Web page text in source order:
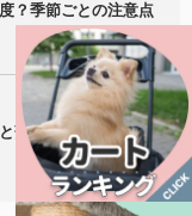
？季節ごとの注意点
落ち着かせるための